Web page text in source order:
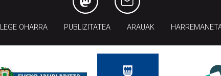
LEGE OHARRA PUBLIZITATEA ARAUAK